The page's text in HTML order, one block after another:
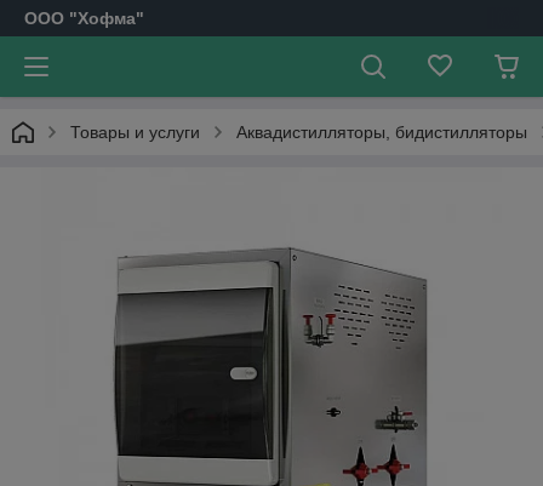
OOO "Хофма"
Товары и услуги Аквадистилляторы, бидистилляторы